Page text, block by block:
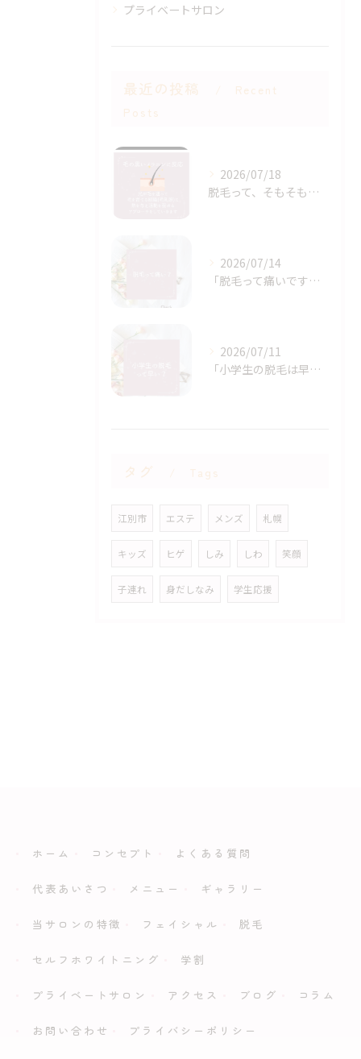
プライベートサロン
最近の投稿
Recent
Posts
2026/07/18
脱毛って、そもそもどういう仕組み？🤔
2026/07/14
「脱毛って痛いですか？」
2026/07/11
「小学生の脱毛は早いですか？」
タグ Tags
江別市 エステ メンズ 札幌
キッズ ヒゲ しみ しわ 笑顔
子連れ 身だしなみ 学生応援
ホーム コンセプト よくある質問
代表あいさつ メニュー ギャラリー
当サロンの特徴 フェイシャル 脱毛
セルフホワイトニング 学割
プライベートサロン アクセス ブログ コラム
お問い合わせ プライバシーポリシー